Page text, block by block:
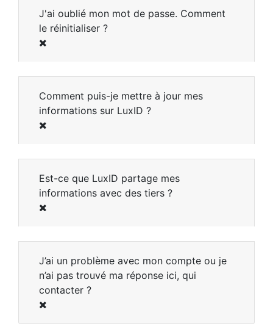
J'ai oublié mon mot de passe. Comment
le réinitialiser ?
Comment puis-je mettre à jour mes
informations sur LuxID ?
Est-ce que LuxID partage mes
informations avec des tiers ?
J’ai un problème avec mon compte ou je
n’ai pas trouvé ma réponse ici, qui
contacter ?